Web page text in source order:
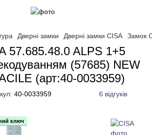
Дверні замки Дверні замки CISA Замок
57.685.48.0 ALPS 1+5
(57685) NEW
(арт:40-0033959)
40-0033959 6 відгуків
ключ